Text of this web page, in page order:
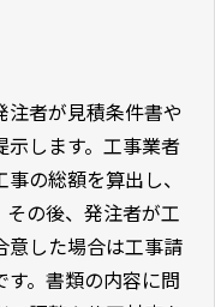
者が見積条件書や
します。工事業者
の総額を算出し、
の後、発注者が工
意した場合は工事請
。書類の内容に問